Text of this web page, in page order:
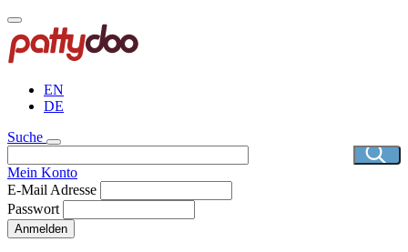
Direkt
zum
Inhalt
EN
DE
Suche
Mein Konto
E-Mail Adresse
Passwort
Anmelden